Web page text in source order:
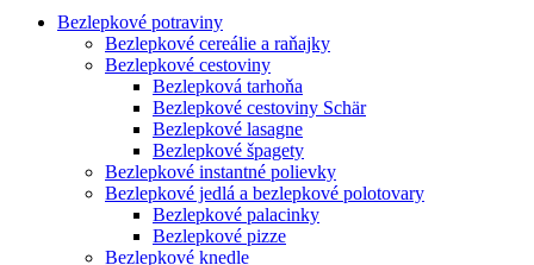
Bezlepkové potraviny
Bezlepkové cereálie a raňajky
Bezlepkové cestoviny
Bezlepková tarhoňa
Bezlepkové cestoviny Schär
Bezlepkové lasagne
Bezlepkové špagety
Bezlepkové instantné polievky
Bezlepkové jedlá a bezlepkové polotovary
Bezlepkové palacinky
Bezlepkové pizze
Bezlepkové knedle